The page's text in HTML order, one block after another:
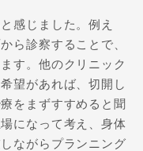
感じました。例え
ら診察することで、
す。他のクリニック
望があれば、切開し
をまずすすめると聞
になって考え、身体
ながらプランニング